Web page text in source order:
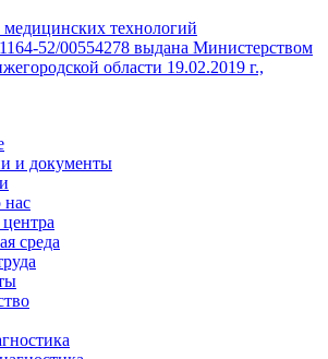
технологий
52/00554278 выдана Министерством
области 19.02.2019 г.,
и документы
нас
среда